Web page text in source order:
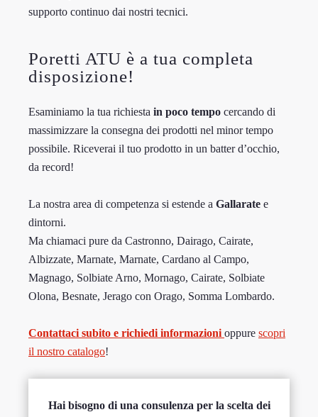
supporto continuo dai nostri tecnici.
Poretti ATU è a tua completa
disposizione!
Esaminiamo la tua richiesta in poco tempo cercando di
massimizzare la consegna dei prodotti nel minor tempo
possibile. Riceverai il tuo prodotto in un batter d’occhio,
da record!
La nostra area di competenza si estende a Gallarate e
dintorni.
Ma chiamaci pure da Castronno, Dairago, Cairate,
Albizzate, Marnate, Marnate, Cardano al Campo,
Magnago, Solbiate Arno, Mornago, Cairate, Solbiate
Olona, Besnate, Jerago con Orago, Somma Lombardo.
Contattaci subito e richiedi informazioni oppure scopri
il nostro catalogo!
Hai bisogno di una consulenza per la scelta dei